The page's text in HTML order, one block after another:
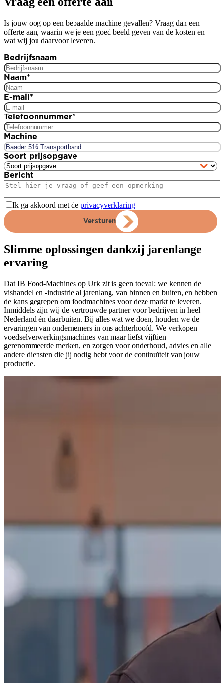
Is jouw oog op een bepaalde machine gevallen? Vraag dan een
offerte aan, waarin we je een goed beeld geven van de kosten en
wat wij jou daarvoor leveren.
Bedrijfsnaam
Naam*
E-mail *
Telefoonnummer*
Machine
Soort prijsopgave
Bericht
Ik ga akkoord met de privacyverklaring
Versturen
Slimme oplossingen dankzij jarenlange
ervaring
Dat IB Food-Machines op Urk zit is geen toeval: we kennen de
vishandel en -industrie al jarenlang, van binnen en buiten, en hebben
de kans gegrepen om foodmachines voor deze markt te leveren.
Inmiddels zijn wij de vertrouwde partner voor bedrijven in heel
Nederland én daarbuiten. Bij alles wat we doen, houden we de
ervaringen van ondernemers in ons achterhoofd. We verkopen
voedselverwerkingsmachines van maar liefst vijftien
gerenommeerde merken, en zorgen voor onderhoud, advies en alle
andere diensten die jij nodig hebt voor de continuïteit van jouw
productie.